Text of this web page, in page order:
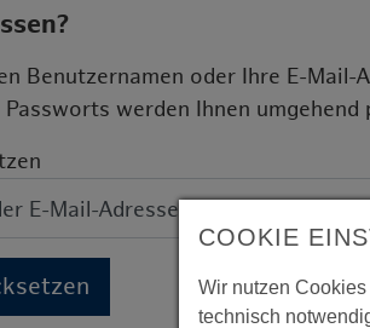
COOKIE
Wir nutzen
technisch
Benutzernamen oder Ihre E-Mail-
werden Ihnen umgehend
E-Mail-Adresse